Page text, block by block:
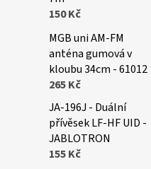
150 Kč
MGB uni AM-FM
anténa gumová v
kloubu 34cm - 61012
265 Kč
JA-196J - Duální
přívěsek LF-HF UID -
JABLOTRON
155 Kč